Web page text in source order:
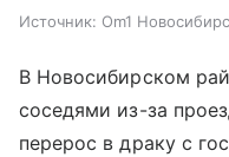
Источник: Om1
В Новосибирском
соседями из-за
перерос в драку с